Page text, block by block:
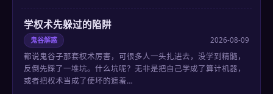
学权术先躲过的陷阱
鬼谷解惑 2026-08-09
都说鬼谷子那套权术厉害，可很多人一头扎进去，没学到精髓，
反倒先踩了一堆坑。什么坑呢？无非是把自己学成了算计机器，
或者把权术当成了使坏的遮羞…